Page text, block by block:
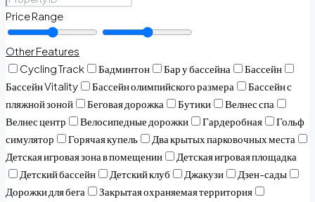
Price Range
Other Features
Cycling Track
Бадминтон Бар у бассейна
Бассейн
Бассейн Vitality
Бассейн олимпийского размера
Бассейн с
пляжной зоной
Беговая дорожка Бутики
Велнес спа
Велнес центр
Велосипедные дорожки Гардеробная
Гольф
симулятор
Горячая купель
Два крытых парковочных места
Детская игровая зона в помещении
Детская игровая площадка
Детский бассейн
Детский клуб Джакузи
Дзен-сады
Дорожки для бега
Закрытая охраняемая территория